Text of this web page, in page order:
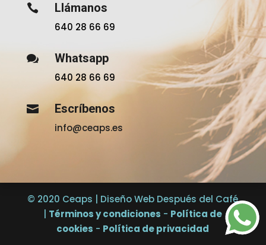
 Llámanos
640 28 66 69
 Whatsapp
640 28 66 69
 Escríbenos
info@ceaps.es
© 2020 Ceaps | Diseño Web Después del Café
| Términos y condiciones - Política de
cookies - Política de privacidad